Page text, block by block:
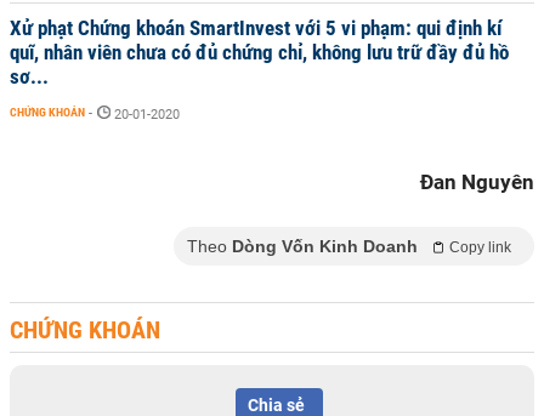
Xử phạt Chứng khoán SmartInvest với 5 vi phạm: qui định kí
quĩ, nhân viên chưa có đủ chứng chỉ, không lưu trữ đầy đủ hồ
sơ...
CHỨNG KHOÁN - 20-01-2020
Đan Nguyên
Theo Dòng Vốn Kinh Doanh Copy link
CHỨNG KHOÁN
Chia sẻ